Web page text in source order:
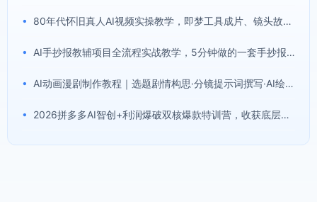
• 80年代怀旧真人AI视频实操教学，即梦工具成片、镜头故事提示词全套模板，解锁伙伴计划分成计划商单收徒等多重收益
• AI手抄报教辅项目全流程实战教学，5分钟做的一套手抄报，卖了2000多份，操作简单，月入1W+
• AI动画漫剧制作教程｜选题剧情构思·分镜提示词撰写·AI绘图配音·2D动画制作·剪映实操完成完整漫剧成片
• 2026拼多多AI智创+利润爆破双核爆款特训营，收获底层逻辑、活动矩阵、付费优化、0-1打爆SOP(更新0810)